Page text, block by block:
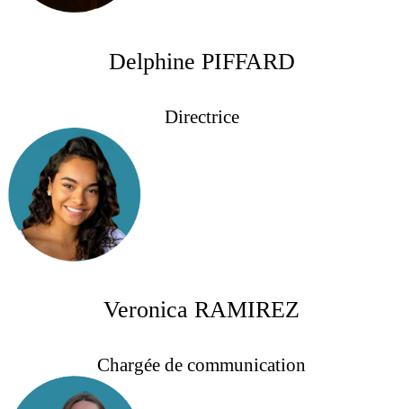
Delphine PIFFARD
Directrice
Veronica RAMIREZ
Chargée de communication